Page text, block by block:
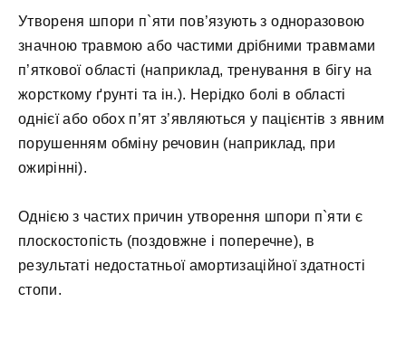
Утвореня шпори п`яти пов’язують з одноразовою
значною травмою або частими дрібними травмами
п’яткової області (наприклад, тренування в бігу на
жорсткому ґрунті та ін.). Нерідко болі в області
однієї або обох п’ят з’являються у пацієнтів з явним
порушенням обміну речовин (наприклад, при
ожирінні).
Однією з частих причин утворення шпори п`яти є
плоскостопість (поздовжне і поперечне), в
результаті недостатньої амортизаційної здатності
стопи.